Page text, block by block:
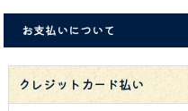
お支払いについて
クレジットカード払い